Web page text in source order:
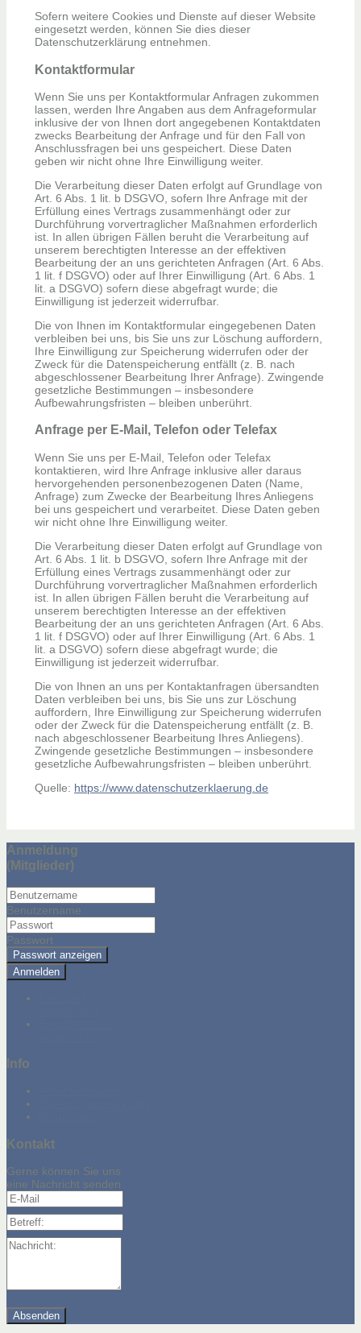
Sofern weitere Cookies und Dienste auf dieser Website
eingesetzt werden, können Sie dies dieser
Datenschutzerklärung entnehmen.
Kontaktformular
Wenn Sie uns per Kontaktformular Anfragen zukommen
lassen, werden Ihre Angaben aus dem Anfrageformular
inklusive der von Ihnen dort angegebenen Kontaktdaten
zwecks Bearbeitung der Anfrage und für den Fall von
Anschlussfragen bei uns gespeichert. Diese Daten
geben wir nicht ohne Ihre Einwilligung weiter.
Die Verarbeitung dieser Daten erfolgt auf Grundlage von
Art. 6 Abs. 1 lit. b DSGVO, sofern Ihre Anfrage mit der
Erfüllung eines Vertrags zusammenhängt oder zur
Durchführung vorvertraglicher Maßnahmen erforderlich
ist. In allen übrigen Fällen beruht die Verarbeitung auf
unserem berechtigten Interesse an der effektiven
Bearbeitung der an uns gerichteten Anfragen (Art. 6 Abs.
1 lit. f DSGVO) oder auf Ihrer Einwilligung (Art. 6 Abs. 1
lit. a DSGVO) sofern diese abgefragt wurde; die
Einwilligung ist jederzeit widerrufbar.
Die von Ihnen im Kontaktformular eingegebenen Daten
verbleiben bei uns, bis Sie uns zur Löschung auffordern,
Ihre Einwilligung zur Speicherung widerrufen oder der
Zweck für die Datenspeicherung entfällt (z. B. nach
abgeschlossener Bearbeitung Ihrer Anfrage). Zwingende
gesetzliche Bestimmungen – insbesondere
Aufbewahrungsfristen – bleiben unberührt.
Anfrage per E-Mail, Telefon oder Telefax
Wenn Sie uns per E-Mail, Telefon oder Telefax
kontaktieren, wird Ihre Anfrage inklusive aller daraus
hervorgehenden personenbezogenen Daten (Name,
Anfrage) zum Zwecke der Bearbeitung Ihres Anliegens
bei uns gespeichert und verarbeitet. Diese Daten geben
wir nicht ohne Ihre Einwilligung weiter.
Die Verarbeitung dieser Daten erfolgt auf Grundlage von
Art. 6 Abs. 1 lit. b DSGVO, sofern Ihre Anfrage mit der
Erfüllung eines Vertrags zusammenhängt oder zur
Durchführung vorvertraglicher Maßnahmen erforderlich
ist. In allen übrigen Fällen beruht die Verarbeitung auf
unserem berechtigten Interesse an der effektiven
Bearbeitung der an uns gerichteten Anfragen (Art. 6 Abs.
1 lit. f DSGVO) oder auf Ihrer Einwilligung (Art. 6 Abs. 1
lit. a DSGVO) sofern diese abgefragt wurde; die
Einwilligung ist jederzeit widerrufbar.
Die von Ihnen an uns per Kontaktanfragen übersandten
Daten verbleiben bei uns, bis Sie uns zur Löschung
auffordern, Ihre Einwilligung zur Speicherung widerrufen
oder der Zweck für die Datenspeicherung entfällt (z. B.
nach abgeschlossener Bearbeitung Ihres Anliegens).
Zwingende gesetzliche Bestimmungen – insbesondere
gesetzliche Aufbewahrungsfristen – bleiben unberührt.
Quelle: https://www.datenschutzerklaerung.de
Anmeldung
(Mitglieder)
Benutzername
Passwort
Passwort anzeigen
Anmelden
Info
Kontakt
Gerne können Sie uns
eine Nachricht senden
E-Mail
Betreff:
Nachricht: